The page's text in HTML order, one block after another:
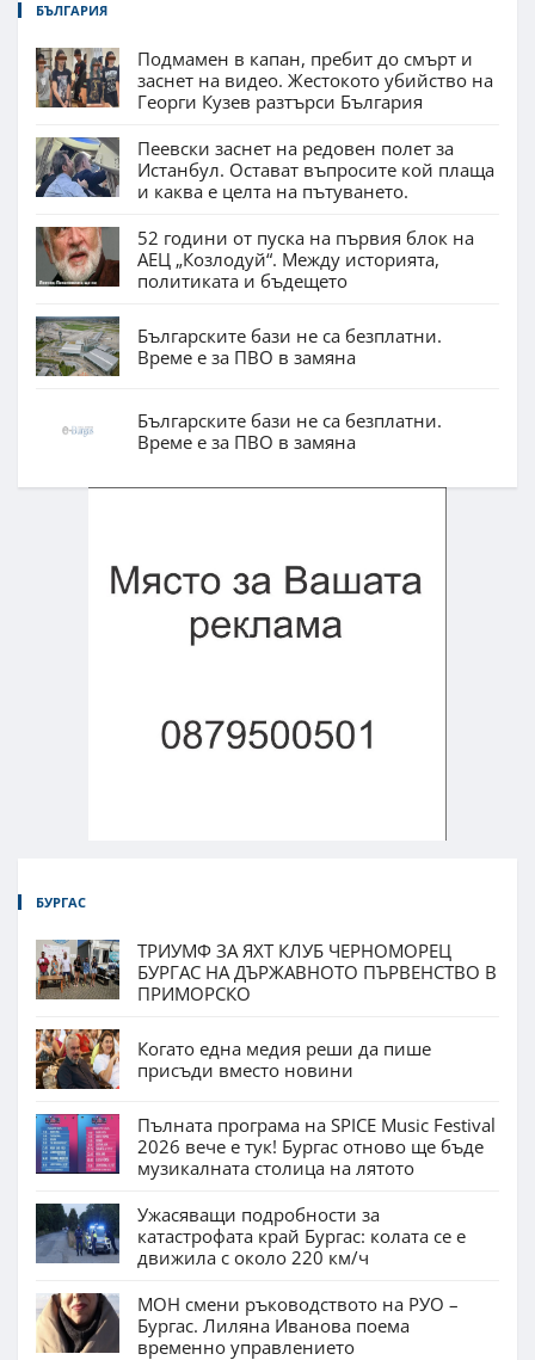
БЪЛГАРИЯ
Подмамен в капан, пребит до смърт и
заснет на видео. Жестокото убийство на
Георги Кузев разтърси България
Пеевски заснет на редовен полет за
Истанбул. Остават въпросите кой плаща
и каква е целта на пътуването.
52 години от пуска на първия блок на
АЕЦ „Козлодуй“. Между историята,
политиката и бъдещето
Българските бази не са безплатни.
Време е за ПВО в замяна
Българските бази не са безплатни.
Време е за ПВО в замяна
БУРГАС
ТРИУМФ ЗА ЯХТ КЛУБ ЧЕРНОМОРЕЦ
БУРГАС НА ДЪРЖАВНОТО ПЪРВЕНСТВО В
ПРИМОРСКО
Когато една медия реши да пише
присъди вместо новини
Пълната програма на SPICE Music Festival
2026 вече е тук! Бургас отново ще бъде
музикалната столица на лятото
Ужасяващи подробности за
катастрофата край Бургас: колата се е
движила с около 220 км/ч
МОН смени ръководството на РУО –
Бургас. Лиляна Иванова поема
временно управлението